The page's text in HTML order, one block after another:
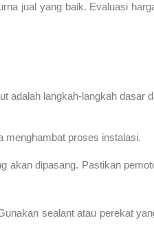
jual yang baik. Evaluasi
adalah langkah-langkah dasar
menghambat proses instalasi.
akan dipasang. Pastikan
sealant atau perekat